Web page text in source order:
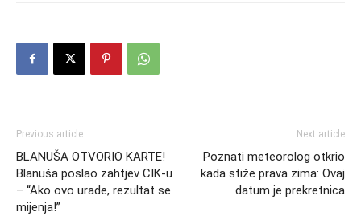
Previous article
BLANUŠA OTVORIO KARTE!
Blanuša poslao zahtjev CIK-u
– “Ako ovo urade, rezultat se
mijenja!”
Next article
Poznati meteorolog otkrio
kada stiže prava zima: Ovaj
datum je prekretnica